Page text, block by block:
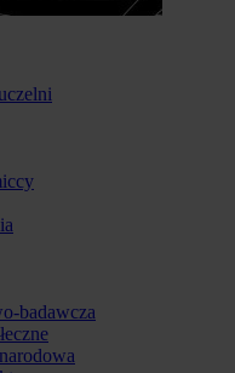
badawcza